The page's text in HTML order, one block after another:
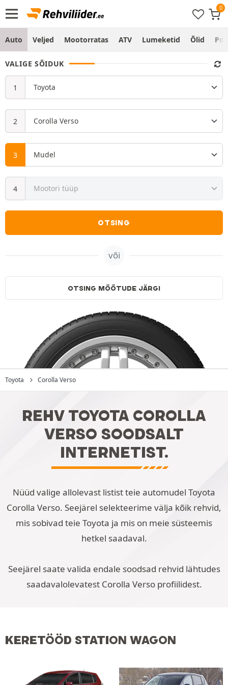
Auto Veljed Mootorratas ATV Lumeketid Õlid
VALIGE SÕIDUK
OTSING
või
OTSING MÕÕTUDE JÄRGI
Toyota Corolla Verso
REHV TOYOTA COROLLA
VERSO SOODSALT
INTERNETIST.
Nüüd valige allolevast listist teie automudel Toyota
Corolla Verso. Seejärel selekteerime välja kõik rehvid,
mis sobivad teie Toyota ja mis on meie süsteemis
hetkel saadaval.
Seejärel saate valida endale soodsad rehvid lähtudes
saadavalolevatest Corolla Verso profiilidest.
KERETÖÖD STATION WAGON